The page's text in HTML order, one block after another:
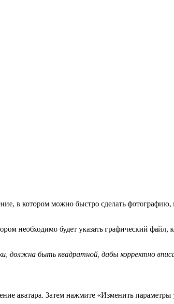
в котором можно быстро сделать фотографию,
необходимо будет указать графический файл,
должна быть квадратной, дабы корректно
аватара. Затем нажмите «Изменить параметры